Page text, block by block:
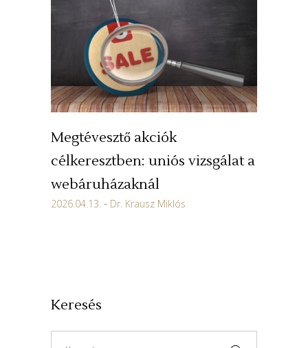
Megtévesztő akciók
célkeresztben: uniós vizsgálat a
webáruházaknál
2026.04.13. Dr. Krausz Miklós
Keresés